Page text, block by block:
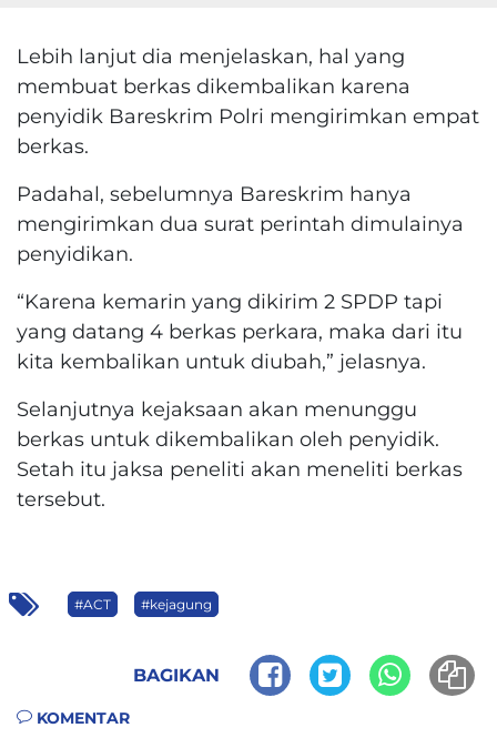
Lebih lanjut dia menjelaskan, hal yang
membuat berkas dikembalikan karena
penyidik Bareskrim Polri mengirimkan empat
berkas.
Padahal, sebelumnya Bareskrim hanya
mengirimkan dua surat perintah dimulainya
penyidikan.
“Karena kemarin yang dikirim 2 SPDP tapi
yang datang 4 berkas perkara, maka dari itu
kita kembalikan untuk diubah,” jelasnya.
Selanjutnya kejaksaan akan menunggu
berkas untuk dikembalikan oleh penyidik.
Setah itu jaksa peneliti akan meneliti berkas
tersebut.
#ACT #kejagung
BAGIKAN
KOMENTAR